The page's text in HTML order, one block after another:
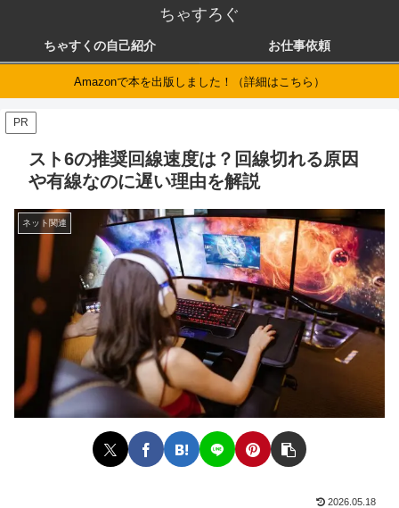
ちゃすろぐ
ちゃすくの自己紹介 お仕事依頼
Amazonで本を出版しました！（詳細はこちら）
PR
スト6の推奨回線速度は？回線切れる原因
や有線なのに遅い理由を解説
ネット関連
2026.05.18